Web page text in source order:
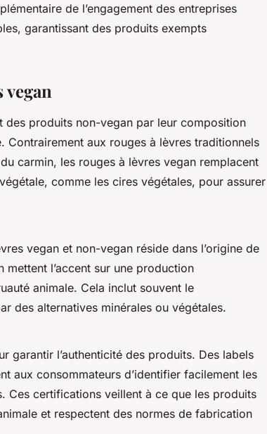
de l’engagement des entreprises
garantissant des produits exempts
des produits non-vegan par leur composition
Contrairement aux rouges à lèvres traditionnels
carmin, les rouges à lèvres vegan remplacent
comme les cires végétales, pour assurer
vegan et non-vegan réside dans l’origine de
l’accent sur une production
animale. Cela inclut souvent le
des alternatives minérales ou végétales.
garantir l’authenticité des produits. Des labels
aux consommateurs d’identifier facilement les
Ces certifications veillent à ce que les produits
et respectent des normes de fabrication